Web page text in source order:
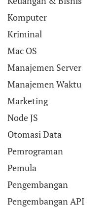
Komputer
Kriminal
Mac OS
Manajemen Server
Manajemen Waktu
Marketing
Node JS
Otomasi Data
Pemrograman
Pemula
Pengembangan
Pengembangan API